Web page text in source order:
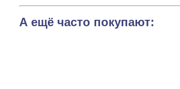
А ещё часто покупают: